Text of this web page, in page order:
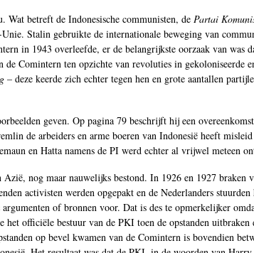
Wat betreft de Indonesische communisten, de Partai
Stalin gebruikte de internationale beweging van
in 1943 overleefde, er de belangrijkste oorzaak van
Comintern ten opzichte van revoluties in
– deze keerde zich echter tegen hen en grote aantallen
geven. Op pagina 79 beschrijft hij een
de arbeiders en arme boeren van Indonesië heeft
en Hatta namens de PI werd echter al vrijwel meteen
nog maar nauwelijks bestond. In 1926 en 1927
activisten werden opgepakt en de Nederlanders
of bronnen voor. Dat is des te opmerkelijker
officiële bestuur van de PKI toen de opstanden
op bevel kwamen van de Comintern is bovendien